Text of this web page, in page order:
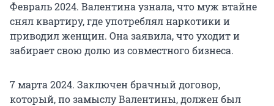
Февраль 2024. Валентина узнала, что муж втайне
снял квартиру, где употреблял наркотики и
приводил женщин. Она заявила, что уходит и
забирает свою долю из совместного бизнеса.
7 марта 2024. Заключен брачный договор,
который, по замыслу Валентины, должен был